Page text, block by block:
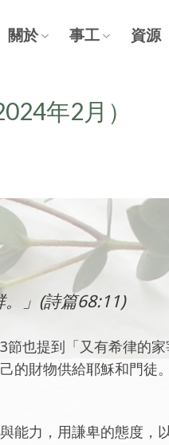
關於 事工 資源
年2月）
。」(詩篇68:11)
也提到「又有希律的
的財物供給耶穌和門徒
能力，用謙卑的態度，